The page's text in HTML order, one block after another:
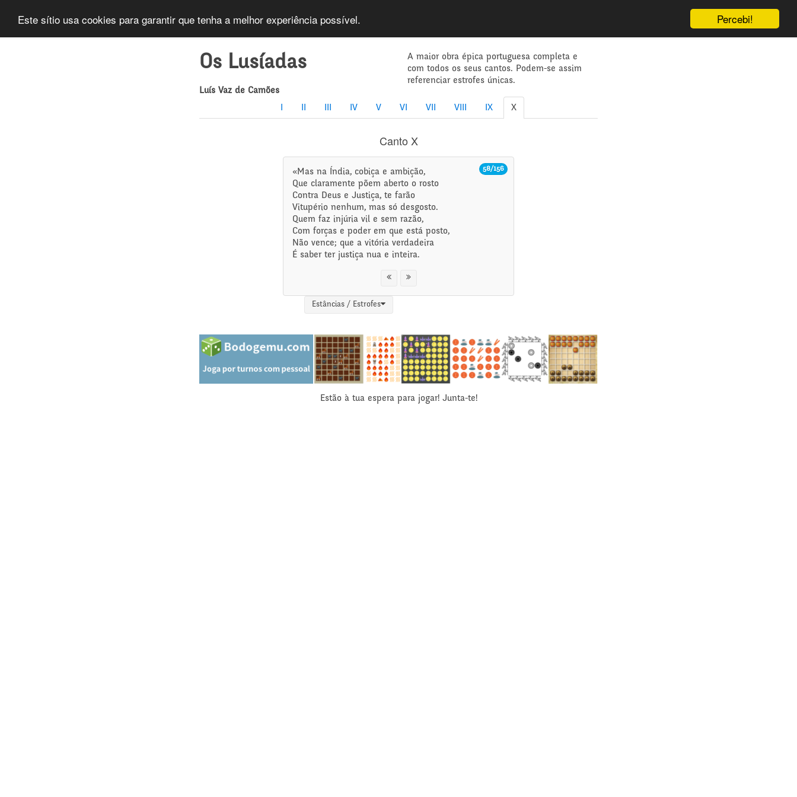
Percebi!
Este sítio usa cookies para garantir que tenha a melhor experiência possível.
Os Lusíadas
Luís Vaz de Camões
A maior obra épica portuguesa completa e
com todos os seus cantos. Podem-se assim
referenciar estrofes únicas.
IV V VI VII VIII IX X
Canto X
58/156
«Mas na Índia, cobiça e ambição,
Que claramente põem aberto o rosto
Contra Deus e Justiça, te farão
Vitupério nenhum, mas só desgosto.
Quem faz injúria vil e sem razão,
Com forças e poder em que está posto,
Não vence; que a vitória verdadeira
É saber ter justiça nua e inteira.
Estâncias / Estrofes
Estão à tua espera para jogar! Junta-te!